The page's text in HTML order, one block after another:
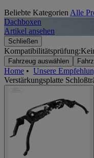
Beliebte Kategorien Alle
Dachboxen
Artikel ansehen
Schließen
Kompatibilitätsprüfung:
Fahrzeug auswählen
Home • Unsere
Verstärkungsplatte